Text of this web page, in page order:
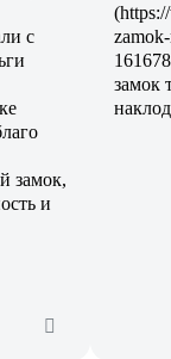
с
замок,
и
замок